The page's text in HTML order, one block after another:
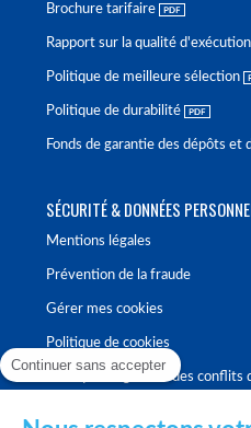
Brochure tarifaire
Rapport sur la qualité d'exécution
Politique de meilleure sélection
Politique de durabilité
Fonds de garantie des dépôts et
SÉCURITÉ & DONNÉES
Mentions légales
Prévention de la fraude
Gérer mes cookies
Politique de cookies
Politique de gestion des conflits
Continuer sans accepter